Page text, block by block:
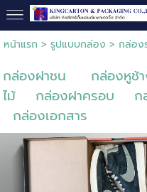
หน้าแรก > รูปแบบกล่อง > กล่อง
กล่องฝาชน กล่องหูช้
ไม้
กล่องฝาครอบ ก
กล่องเอกสาร